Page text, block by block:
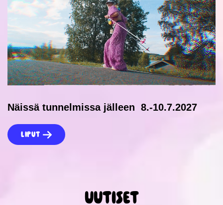
Näissä tunnelmissa jälleen 8.-10.7.2027
Liput
Uutiset